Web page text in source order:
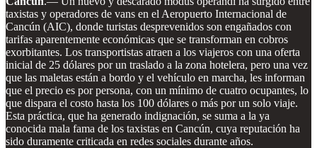
taxistas y operadores de vans en el Aeropuerto Internacional de
Cancún (AIC), donde turistas desprevenidos son engañados con
tarifas aparentemente económicas que se transforman en cobros
exorbitantes. Los transportistas atraen a los viajeros con una oferta
inicial de 25 dólares por un traslado a la zona hotelera, pero una vez
que las maletas están a bordo y el vehículo en marcha, les informan
que el precio es por persona, con un mínimo de cuatro ocupantes, lo
que dispara el costo hasta los 100 dólares o más por un solo viaje.
Esta práctica, que ha generado indignación, se suma a la ya
conocida mala fama de los taxistas en Cancún, cuya reputación ha
sido duramente criticada en redes sociales durante años.